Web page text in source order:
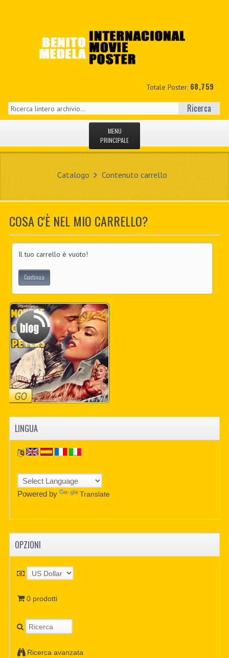
Totale Poster: 68,759
Ricerca
MENU
PRINCIPALE
IL MIO CONTO
CONTATTO
PDF BOOKS
Catalogo Contenuto carrello
COSA C'È NEL MIO CARRELLO?
Il tuo carrello è vuoto!
Continua
LINGUA
Powered by Translate
OPZIONI
0 prodotti
Ricerca avanzata